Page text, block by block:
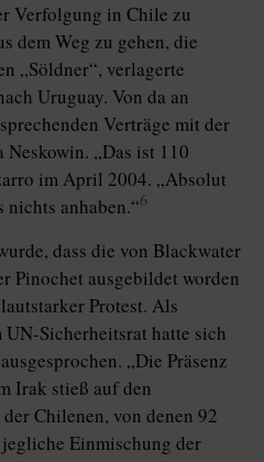
Verfolgung in Chile zu
dem Weg zu gehen, die
„Söldner“, verlagerte
Uruguay. Von da an
Verträge mit der
„Das ist 110
im April 2004. „Absolut
nichts anhaben.“6
dass die von Blackwater
Pinochet ausgebildet worden
Protest. Als
Sicherheitsrat hatte sich
„Die Präsenz
Irak stieß auf den
Chilenen, von denen 92
Einmischung der